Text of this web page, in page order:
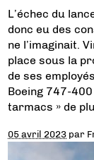
L’échec du
donc eu des
ne l’imaginait.
place sous la
de ses
Boeing 747-
tarmacs » de
05 avril 2023 par